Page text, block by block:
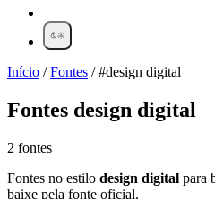
Início /Fontes /#design digital
Fontes design digital
2 fontes
Fontes no estilo design digital para
baixe pela fonte oficial.